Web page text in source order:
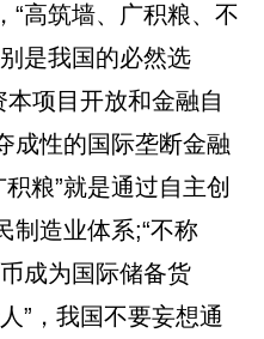
“高筑墙、广积粮、不
是我国的必然选
本项目开放和金融自
成性的国际垄断金融
粮”就是通过自主创
制造业体系;“不称
成为国际储备货
”，我国不要妄想通